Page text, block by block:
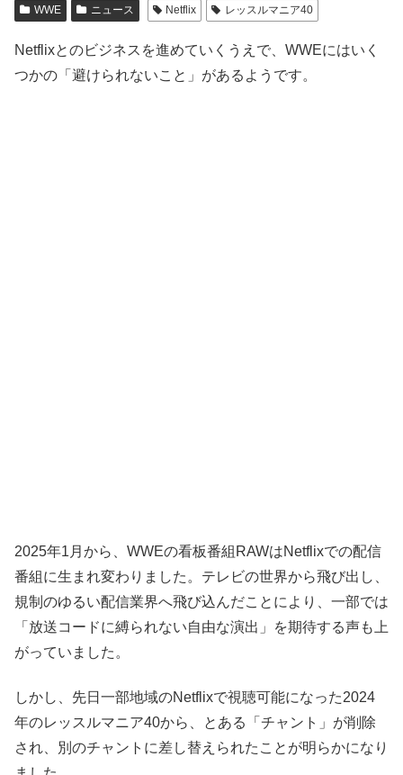
WWE ニュース Netflix レッスルマニア40
Netflixとのビジネスを進めていくうえで、WWEにはいく
つかの「避けられないこと」があるようです。
2025年1月から、WWEの看板番組RAWはNetflixでの配信
番組に生まれ変わりました。テレビの世界から飛び出し、
規制のゆるい配信業界へ飛び込んだことにより、一部では
「放送コードに縛られない自由な演出」を期待する声も上
がっていました。
しかし、先日一部地域のNetflixで視聴可能になった2024
年のレッスルマニア40から、とある「チャント」が削除
され、別のチャントに差し替えられたことが明らかになり